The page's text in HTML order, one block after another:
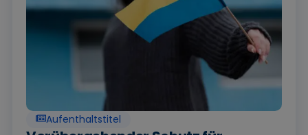
Aufenthaltstitel